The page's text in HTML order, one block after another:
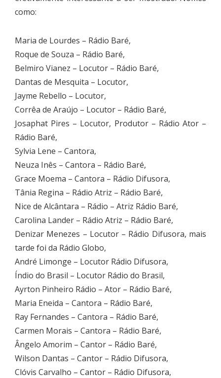
como:
Maria de Lourdes – Rádio Baré,
Roque de Souza – Rádio Baré,
Belmiro Vianez – Locutor – Rádio Baré,
Dantas de Mesquita – Locutor,
Jayme Rebello – Locutor,
Corrêa de Araújo – Locutor – Rádio Baré,
Josaphat Pires – Locutor, Produtor – Rádio Ator –
Rádio Baré,
Sylvia Lene – Cantora,
Neuza Inês – Cantora – Rádio Baré,
Grace Moema – Cantora – Rádio Difusora,
Tânia Regina – Rádio Atriz – Rádio Baré,
Nice de Alcântara – Rádio – Atriz Rádio Baré,
Carolina Lander – Rádio Atriz – Rádio Baré,
Denizar Menezes – Locutor – Rádio Difusora, mais
tarde foi da Rádio Globo,
André Limonge – Locutor Rádio Difusora,
Índio do Brasil – Locutor Rádio do Brasil,
Ayrton Pinheiro Rádio – Ator – Rádio Baré,
Maria Eneida – Cantora – Rádio Baré,
Ray Fernandes – Cantora – Rádio Baré,
Carmen Morais – Cantora – Rádio Baré,
Ângelo Amorim – Cantor – Rádio Baré,
Wilson Dantas – Cantor – Rádio Difusora,
Clóvis Carvalho – Cantor – Rádio Difusora,